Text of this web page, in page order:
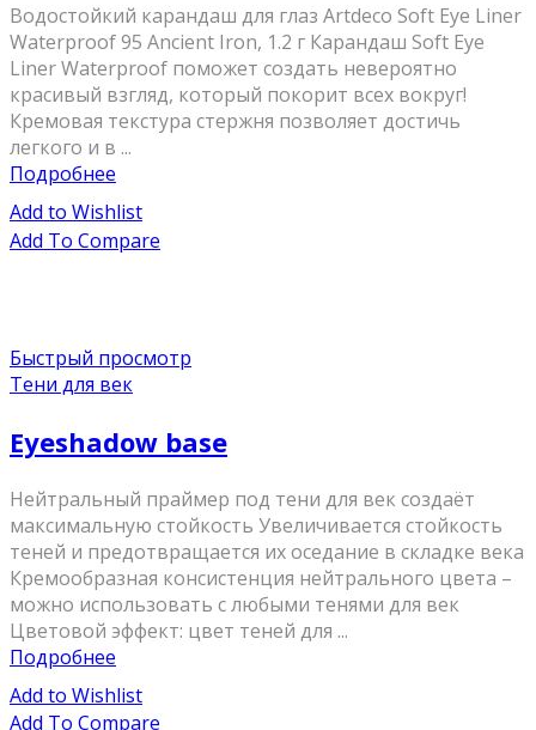
Водостойкий карандаш для глаз Artdeco Soft Eye Liner
Waterproof 95 Ancient Iron, 1.2 г Карандаш Soft Eye
Liner Waterproof поможет создать невероятно
красивый взгляд, который покорит всех вокруг!
Кремовая текстура стержня позволяет достичь
легкого и в ...
Подробнее
Add to Wishlist
Add To Compare
Быстрый просмотр
Тени для век
Eyeshadow base
Нейтральный праймер под тени для век создаёт
максимальную стойкость Увеличивается стойкость
теней и предотвращается их оседание в складке века
Кремообразная консистенция нейтрального цвета –
можно использовать с любыми тенями для век
Цветовой эффект: цвет теней для ...
Подробнее
Add to Wishlist
Add To Compare